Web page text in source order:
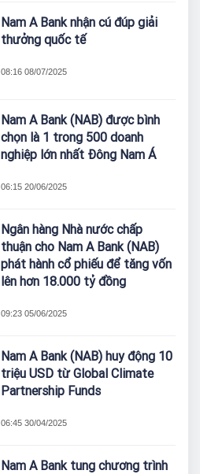
Nam A Bank nhận cú đúp giải
thưởng quốc tế
08:16 08/07/2025
Nam A Bank (NAB) được bình
chọn là 1 trong 500 doanh
nghiệp lớn nhất Đông Nam Á
06:15 20/06/2025
Ngân hàng Nhà nước chấp
thuận cho Nam A Bank (NAB)
phát hành cổ phiếu để tăng vốn
lên hơn 18.000 tỷ đồng
09:23 05/06/2025
Nam A Bank (NAB) huy động 10
triệu USD từ Global Climate
Partnership Funds
06:45 30/04/2025
Nam A Bank tung chương trình